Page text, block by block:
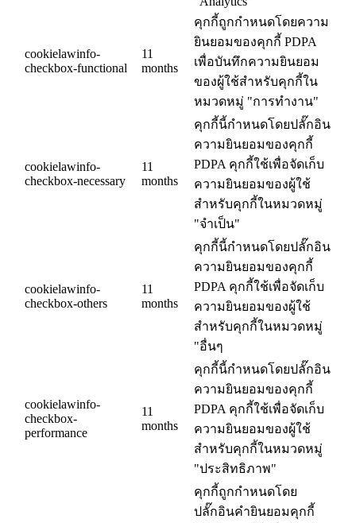
cookielawinfo-
checkbox-functional
11
months
คุกกี้ถูกกำหนดโดยความ
ยินยอมของคุกกี้ PDPA
เพื่อบันทึกความยินยอม
ของผู้ใช้สำหรับคุกกี้ใน
หมวดหมู่ "การทำงาน"
cookielawinfo-
checkbox-necessary
11
months
คุกกี้นี้กำหนดโดยปลั๊กอิน
ความยินยอมของคุกกี้
PDPA คุกกี้ใช้เพื่อจัดเก็บ
ความยินยอมของผู้ใช้
สำหรับคุกกี้ในหมวดหมู่
"จำเป็น"
cookielawinfo-
checkbox-others
11
months
คุกกี้นี้กำหนดโดยปลั๊กอิน
ความยินยอมของคุกกี้
PDPA คุกกี้ใช้เพื่อจัดเก็บ
ความยินยอมของผู้ใช้
สำหรับคุกกี้ในหมวดหมู่
"อื่นๆ
cookielawinfo-
checkbox-
performance
11
months
คุกกี้นี้กำหนดโดยปลั๊กอิน
ความยินยอมของคุกกี้
PDPA คุกกี้ใช้เพื่อจัดเก็บ
ความยินยอมของผู้ใช้
สำหรับคุกกี้ในหมวดหมู่
"ประสิทธิภาพ"
คุกกี้ถูกกำหนดโดย
ปลั๊กอินคำยินยอมคุกกี้